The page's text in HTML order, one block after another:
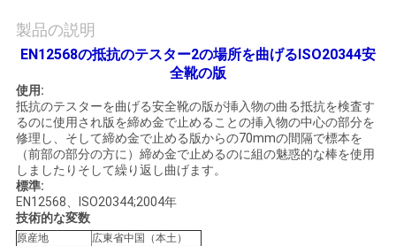
私
達
に
連
絡
し
な
製品の説明
EN12568の抵抗のテスター2の場所を曲げるISO20344安
全靴の版
使用:
抵抗のテスターを曲げる安全靴の版が挿入物の曲る抵抗を検査す
るのに使用され版を締め金で止めることの挿入物の中心の部分を
修理し、そして締め金で止める版からの70mmの間隔で標本を
（前部の部分の方に）締め金で止めるのに組の魅惑的な棒を使用
しましたりそして繰り返し曲げます。
標準:
EN12568、ISO20344;2004年
技術的な変数
原産地
広東省中国（本土）